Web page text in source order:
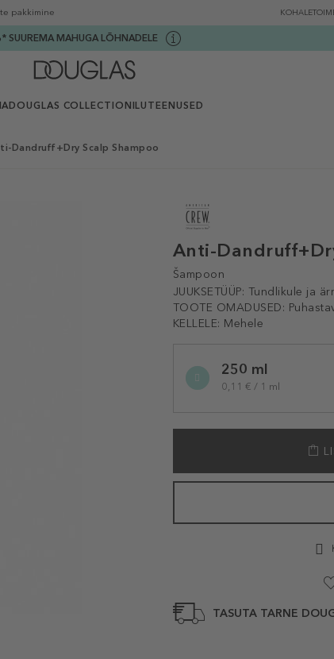
pakkimine
SUUREMA MAHUGA LÕHNADELE
DOUGLAS COLLECTION ILUTEENUSED
Dandruff+Dry Scalp Shampoo
Anti-
Šampoon
JUUKSETÜÜP: Tundlikule ja
TOOTE OMADUSED:
KELLELE: Mehele
variation250 ml
0,11 € / 1 ml
TASUTA TARNE